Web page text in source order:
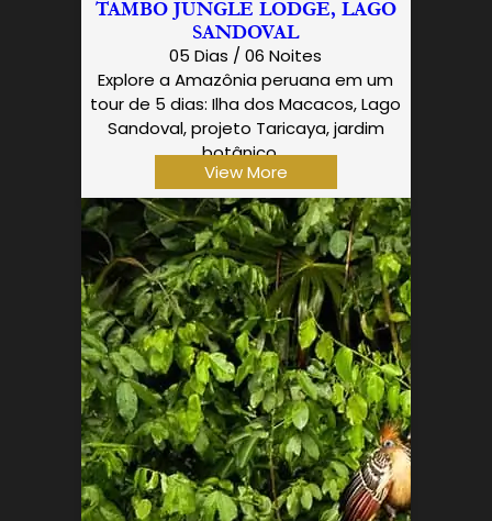
TAMBO JUNGLE LODGE, LAGO
SANDOVAL
05 Dias / 06 Noites
Explore a Amazônia peruana em um
tour de 5 dias: Ilha dos Macacos, Lago
Sandoval, projeto Taricaya, jardim
botânico,…
View More